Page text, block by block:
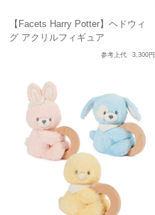
【Facets Harry Potter】ヘドウィ
グ アクリルフィギュア
参考上代 3,300円